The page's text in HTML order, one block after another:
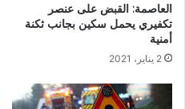
العاصمة: القبض على عنصر
تكفيري يحمل سكين بجانب ثكنة
أمنية
2 يناير، 2021